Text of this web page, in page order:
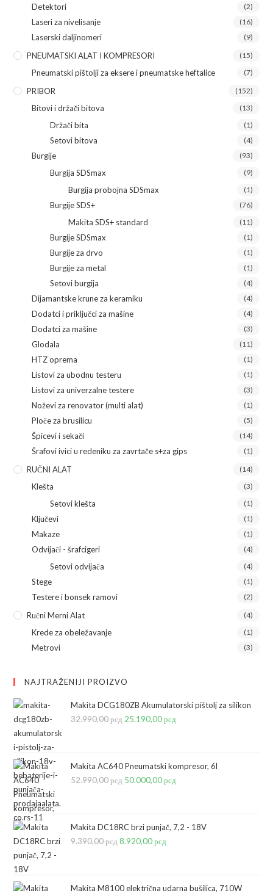
Detektori (2)
Laseri za nivelisanje (16)
Laserski daljinomeri (9)
PNEUMATSKI ALAT I KOMPRESORI (15)
Pneumatski pištolji za eksere i pneumatske heftalice (7)
PRIBOR (152)
Bitovi i držači bitova (13)
Držači bita (1)
Setovi bitova (4)
Burgije (93)
Burgija SDSmax (9)
Burgija probojna SDSmax (1)
Burgije SDS+ (76)
Makita SDS+ standard (11)
Burgije SDSmax (1)
Burgije za drvo (1)
Burgije za metal (1)
Setovi burgija (4)
Dijamantske krune za keramiku (4)
Dodatci i priključci za mašine (4)
Dodatci za mašine (3)
Glodala (11)
HTZ oprema (1)
Listovi za ubodnu testeru (1)
Listovi za univerzalne testere (3)
Noževi za renovator (multi alat) (1)
Ploče za brusilicu (5)
Špicevi i sekači (14)
Šrafovi ivici u redeniku za zavrtače s+za gips (1)
RUČNI ALAT (14)
Klešta (3)
Setovi klešta (1)
Ključevi (1)
Makaze (1)
Odvijači - šrafcigeri (4)
Setovi odvijača (4)
Stege (1)
Testere i bonsek ramovi (2)
Ručni Merni Alat (4)
Krede za obeležavanje (1)
Metrovi (3)
NAJTRAŽENIJI PROIZVO
Makita DCG180ZB Akumulatorski pištolj za silikon
32.990,00рсд Originalna
bila:
32.990,00 рсд.
25.190,00рсд
25.190,00 рсд.
Makita AC640 Pneumatski kompresor, 6l
52.990,00рсд Originalna
bila:
52.990,00 рсд.
50.000,00рсд
50.000,00 рсд.
Makita DC18RC brzi punjač, 7,2 - 18V
9.390,00рсдOriginalna
bila:
8.920,00рсд
8.920,00 рсд.
Makita M8100 električna udarna bušilica, 710W